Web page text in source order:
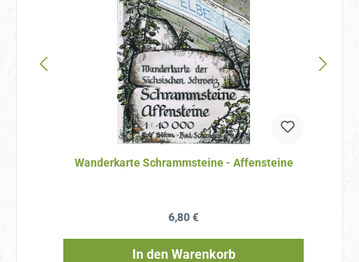
Wanderkarte Schrammsteine - Affensteine
Regulärer Preis:
6,80 €
In den Warenkorb